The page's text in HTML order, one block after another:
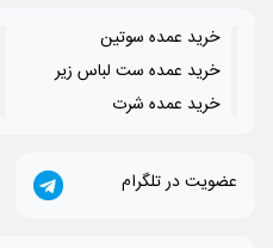
خرید عمده سوتین
خرید عمده ست لباس زیر
خرید عمده شرت
عضویت در تلگرام